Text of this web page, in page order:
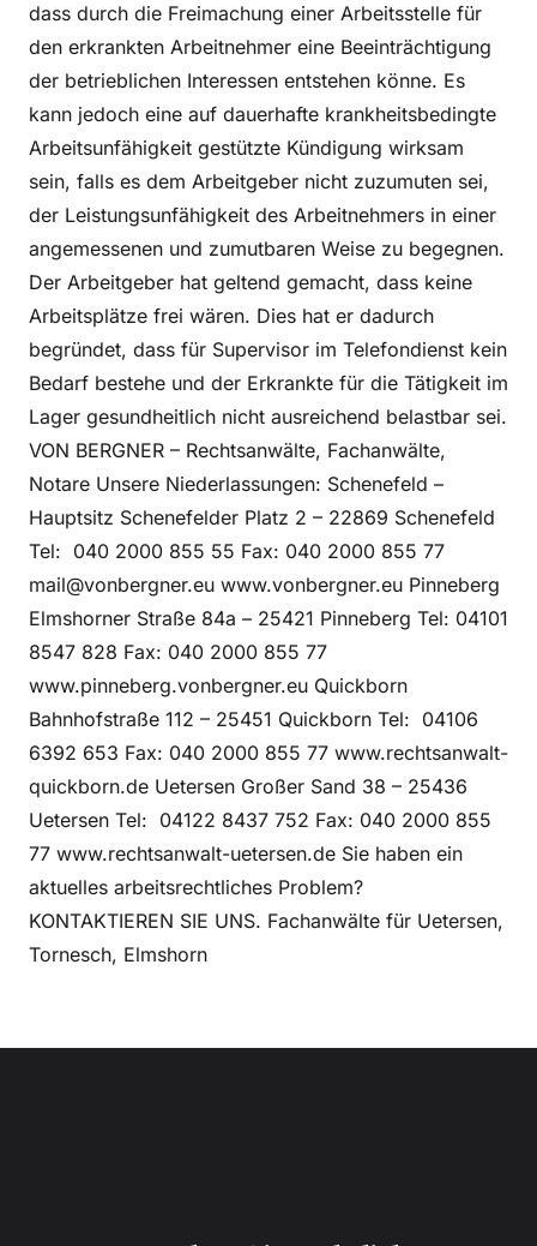
dass durch die Freimachung einer Arbeitsstelle für
den erkrankten Arbeitnehmer eine Beeinträchtigung
der betrieblichen Interessen entstehen könne. Es
kann jedoch eine auf dauerhafte krankheitsbedingte
Arbeitsunfähigkeit gestützte Kündigung wirksam
sein, falls es dem Arbeitgeber nicht zuzumuten sei,
der Leistungsunfähigkeit des Arbeitnehmers in einer
angemessenen und zumutbaren Weise zu begegnen.
Der Arbeitgeber hat geltend gemacht, dass keine
Arbeitsplätze frei wären. Dies hat er dadurch
begründet, dass für Supervisor im Telefondienst kein
Bedarf bestehe und der Erkrankte für die Tätigkeit im
Lager gesundheitlich nicht ausreichend belastbar sei.
VON BERGNER – Rechtsanwälte, Fachanwälte,
Notare Unsere Niederlassungen: Schenefeld –
Hauptsitz Schenefelder Platz 2 – 22869 Schenefeld
Tel: 040 2000 855 55 Fax: 040 2000 855 77
mail@vonbergner.eu www.vonbergner.eu Pinneberg
Elmshorner Straße 84a – 25421 Pinneberg Tel: 04101
8547 828 Fax: 040 2000 855 77
www.pinneberg.vonbergner.eu Quickborn
Bahnhofstraße 112 – 25451 Quickborn Tel: 04106
6392 653 Fax: 040 2000 855 77 www.rechtsanwalt-
quickborn.de Uetersen Großer Sand 38 – 25436
Uetersen Tel: 04122 8437 752 Fax: 040 2000 855
77 www.rechtsanwalt-uetersen.de Sie haben ein
aktuelles arbeitsrechtliches Problem?
KONTAKTIEREN SIE UNS. Fachanwälte für Uetersen,
Tornesch, Elmshorn